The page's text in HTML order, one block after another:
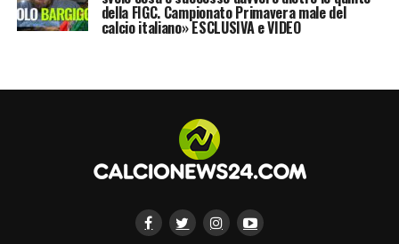
competere su più fronti.
della FIGC. Campionato Primavera male del
calcio italiano» ESCLUSIVA e VIDEO